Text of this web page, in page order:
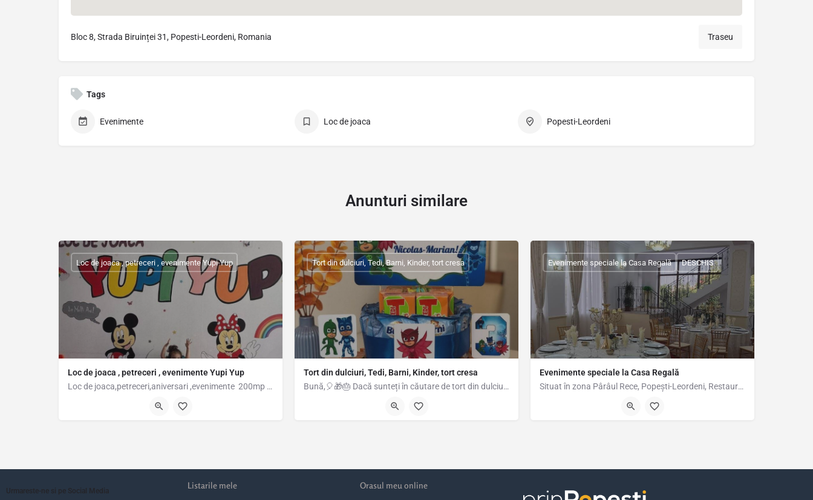
Bloc 8, Strada Biruinței 31, Popesti-Leordeni, Romania Traseu
Tags
Evenimente Loc de joaca Popesti-Leordeni
Anunturi similare
Loc de joaca , petreceri , evenimente Yupi Yup
Loc de joaca,petreceri,aniversari ,evenimente 200mp Popești Leordeni Drumul Fermei…
Drumul Fermei 97, Popesti-Leordeni, Romania, 44.36754, 26.15157
Loc de joaca , petreceri , evenimente Yupi Yup
Tort din dulciuri, Tedi, Barni, Kinder, tort cresa
Bună,🎈🎁🎂 Dacă sunteți în căutare de tort din dulciuri ambalate pentru creșă, gradiniță, școală, petrecere…
Strada Amurgului, Popești-Leordeni, România, 44.37172, 26.14905
Tort din dulciuri, Tedi, Barni, Kinder, tort cresa
Evenimente speciale la Casa Regală
Situat în zona Pârâul Rece, Popești-Leordeni, Restaurantul Casa Regală reprezintă cadrul ideal pentru…
Șoseaua Olteniței 26A, Popești-Leordeni 077160, Romania, 44.37993, 26.15961
Evenimente speciale la Casa Regală DESCHIS
Urmareste-ne si pe Social Media
Listarile mele Orasul meu online